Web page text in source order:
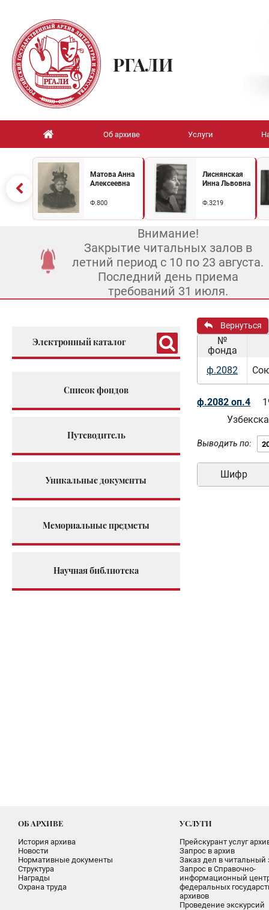
РГАЛИ
Об архиве Услуги
Матова Анна
Алексеевна
Ф.800
Лиснянская
Инна Львовна
Ф.3219
Внимание!
Закрытие читальных залов в
летний период с 10 по 23 августа.
Последний день приема
требований 31 июля.
Электронный каталог
Список фондов
Путеводитель
Уникальные документы
Мемориальные предметы
Научная библиотека
Вернуться
№
фонда
ф.2082
ф.2082 оп.4
Выводить по:
Шифр
ОБ АРХИВЕ
История архива
Новости
Нормативные документы
Структура
Награды
Охрана труда
УСЛУГИ
Прейскурант услуг
Запрос в архив
Заказ дел в читальный
Запрос в Справочно-
информационный
федеральных
архивов
Проведение экскурсий